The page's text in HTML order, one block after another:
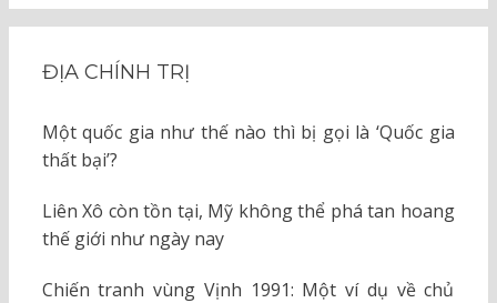
ĐỊA CHÍNH TRỊ
Một quốc gia như thế nào thì bị gọi là ‘Quốc gia
thất bại’?
Liên Xô còn tồn tại, Mỹ không thể phá tan hoang
thế giới như ngày nay
Chiến tranh vùng Vịnh 1991: Một ví dụ về chủ